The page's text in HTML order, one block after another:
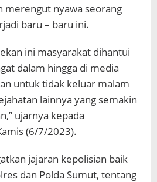
merengut nyawa seorang
baru – baru ini.
ini masyarakat dihantui
dalam hingga di media
untuk tidak keluar malam
lainnya yang semakin
ujarnya kepada
(6/7/2023).
jajaran kepolisian baik
dan Polda Sumut, tentang